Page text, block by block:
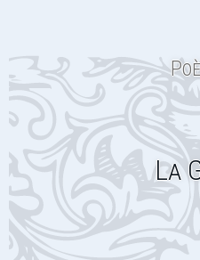
La